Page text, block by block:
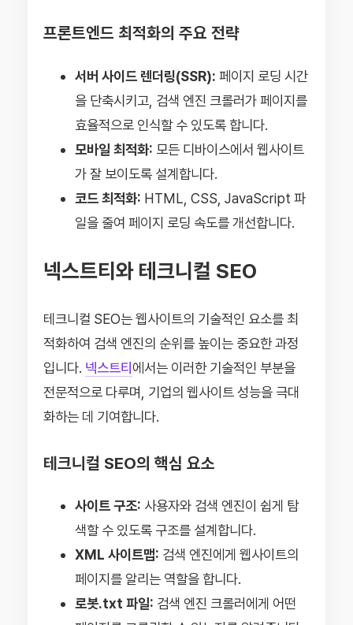
프론트엔드 최적화의 주요 전략
서버 사이드 렌더링(SSR): 페이지 로딩 시간
을 단축시키고, 검색 엔진 크롤러가 페이지를
효율적으로 인식할 수 있도록 합니다.
모바일 최적화: 모든 디바이스에서 웹사이트
가 잘 보이도록 설계합니다.
코드 최적화: HTML, CSS, JavaScript 파
일을 줄여 페이지 로딩 속도를 개선합니다.
넥스트티와 테크니컬 SEO
테크니컬 SEO는 웹사이트의 기술적인 요소를 최
적화하여 검색 엔진의 순위를 높이는 중요한 과정
입니다. 넥스트티에서는 이러한 기술적인 부분을
전문적으로 다루며, 기업의 웹사이트 성능을 극대
화하는 데 기여합니다.
테크니컬 SEO의 핵심 요소
사이트 구조: 사용자와 검색 엔진이 쉽게 탐
색할 수 있도록 구조를 설계합니다.
XML 사이트맵: 검색 엔진에게 웹사이트의
페이지를 알리는 역할을 합니다.
로봇.txt 파일: 검색 엔진 크롤러에게 어떤